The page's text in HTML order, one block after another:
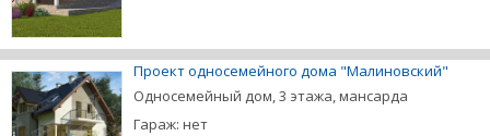
Проект односемейного дома "Малиновский"
Односемейный дом, 3 этажа, мансарда
Гараж: нет